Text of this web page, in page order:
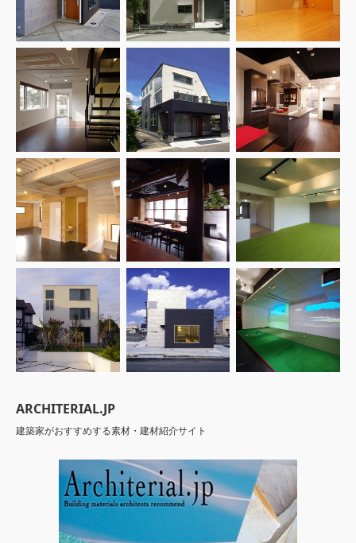
ARCHITERIAL.JP
建築家がおすすめする素材・建材紹介サイト